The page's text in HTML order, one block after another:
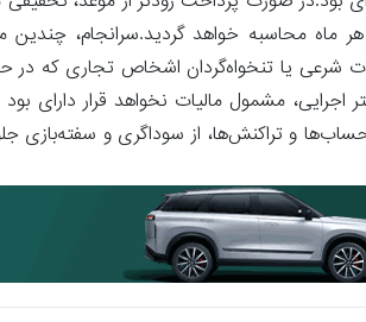
ماه محاسبه خواهد گردید.سرانجام،
اجرایی، مشمول مالیات نخواهد قرار دارای
و تراکنش‌ها، از سوداگری و سفته‌بازی